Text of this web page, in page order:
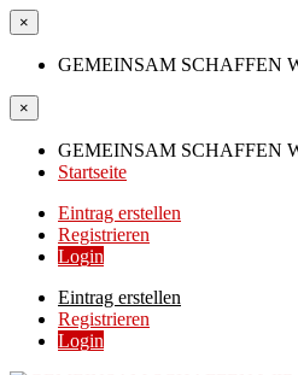
×
GEMEINSAM SCHAFFEN
×
GEMEINSAM SCHAFFEN
Startseite
Eintrag erstellen
Registrieren
Login
Eintrag erstellen
Registrieren
Login